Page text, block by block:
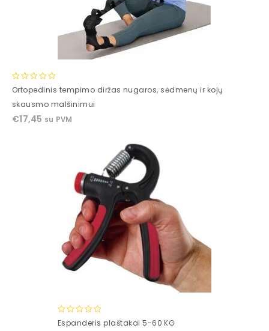
0
of
5
Ortopedinis tempimo diržas nugaros, sėdmenų ir kojų
skausmo malšinimui
€17,45 su PVM
0
Espanderis plaštakai 5-60 KG